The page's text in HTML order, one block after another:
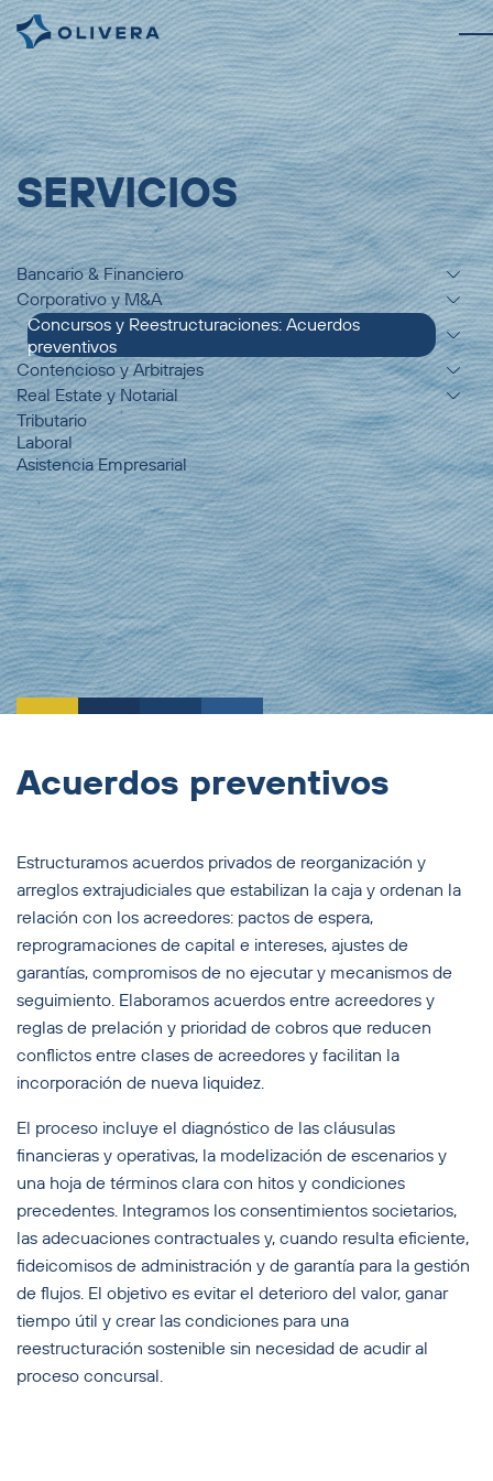
SERVICIOS
Bancario & Financiero
Corporativo y M&A
Concursos y Reestructuraciones: Acuerdos
preventivos
Contencioso y Arbitrajes
Real Estate y Notarial
Tributario
Laboral
Asistencia Empresarial
Acuerdos preventivos
Estructuramos acuerdos privados de reorganización y
arreglos extrajudiciales que estabilizan la caja y ordenan la
relación con los acreedores: pactos de espera,
reprogramaciones de capital e intereses, ajustes de
garantías, compromisos de no ejecutar y mecanismos de
seguimiento. Elaboramos acuerdos entre acreedores y
reglas de prelación y prioridad de cobros que reducen
conflictos entre clases de acreedores y facilitan la
incorporación de nueva liquidez.
El proceso incluye el diagnóstico de las cláusulas
financieras y operativas, la modelización de escenarios y
una hoja de términos clara con hitos y condiciones
precedentes. Integramos los consentimientos societarios,
las adecuaciones contractuales y, cuando resulta eficiente,
fideicomisos de administración y de garantía para la gestión
de flujos. El objetivo es evitar el deterioro del valor, ganar
tiempo útil y crear las condiciones para una
reestructuración sostenible sin necesidad de acudir al
proceso concursal.